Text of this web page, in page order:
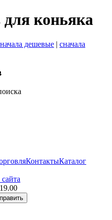
коньяка
дешевые | сначала
КонтактыКаталог